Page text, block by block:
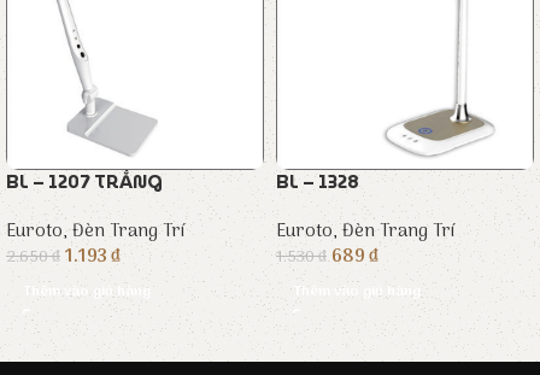
BL – 1207 TRẮNG
Euroto,Đèn Trang Trí
2.650₫1.193₫
Thêm vào giỏ hàng
BL – 1328
Euroto,Đèn Trang Trí
1.530₫ 689₫
Thêm vào giỏ hàng